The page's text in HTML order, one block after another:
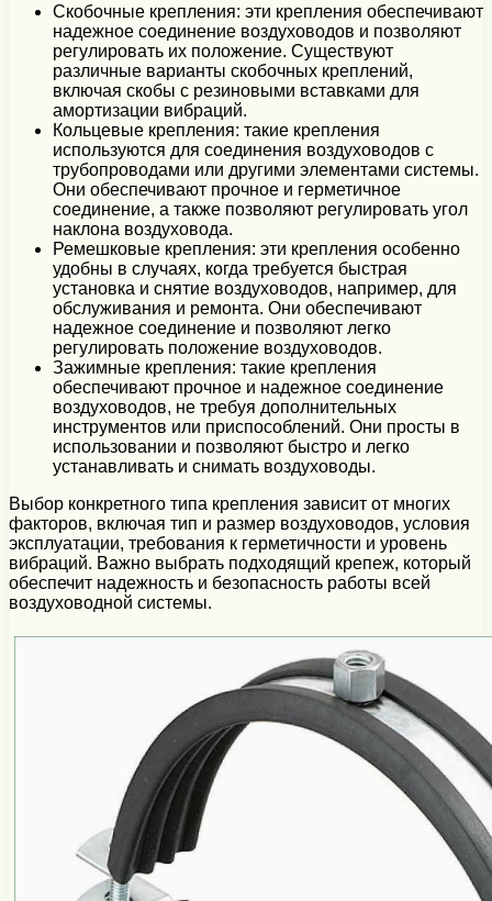
Скобочные крепления: эти крепления обеспечивают
надежное соединение воздуховодов и позволяют
регулировать их положение. Существуют
различные варианты скобочных креплений,
включая скобы с резиновыми вставками для
амортизации вибраций.
Кольцевые крепления: такие крепления
используются для соединения воздуховодов с
трубопроводами или другими элементами системы.
Они обеспечивают прочное и герметичное
соединение, а также позволяют регулировать угол
наклона воздуховода.
Ремешковые крепления: эти крепления особенно
удобны в случаях, когда требуется быстрая
установка и снятие воздуховодов, например, для
обслуживания и ремонта. Они обеспечивают
надежное соединение и позволяют легко
регулировать положение воздуховодов.
Зажимные крепления: такие крепления
обеспечивают прочное и надежное соединение
воздуховодов, не требуя дополнительных
инструментов или приспособлений. Они просты в
использовании и позволяют быстро и легко
устанавливать и снимать воздуховоды.
Выбор конкретного типа крепления зависит от многих
факторов, включая тип и размер воздуховодов, условия
эксплуатации, требования к герметичности и уровень
вибраций. Важно выбрать подходящий крепеж, который
обеспечит надежность и безопасность работы всей
воздуховодной системы.